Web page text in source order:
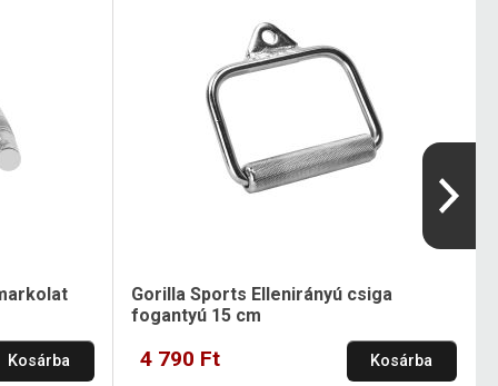
Kosárba
Gorilla Sports Ellenirányú csiga
fogantyú 15 cm
4 790 Ft Kosárba